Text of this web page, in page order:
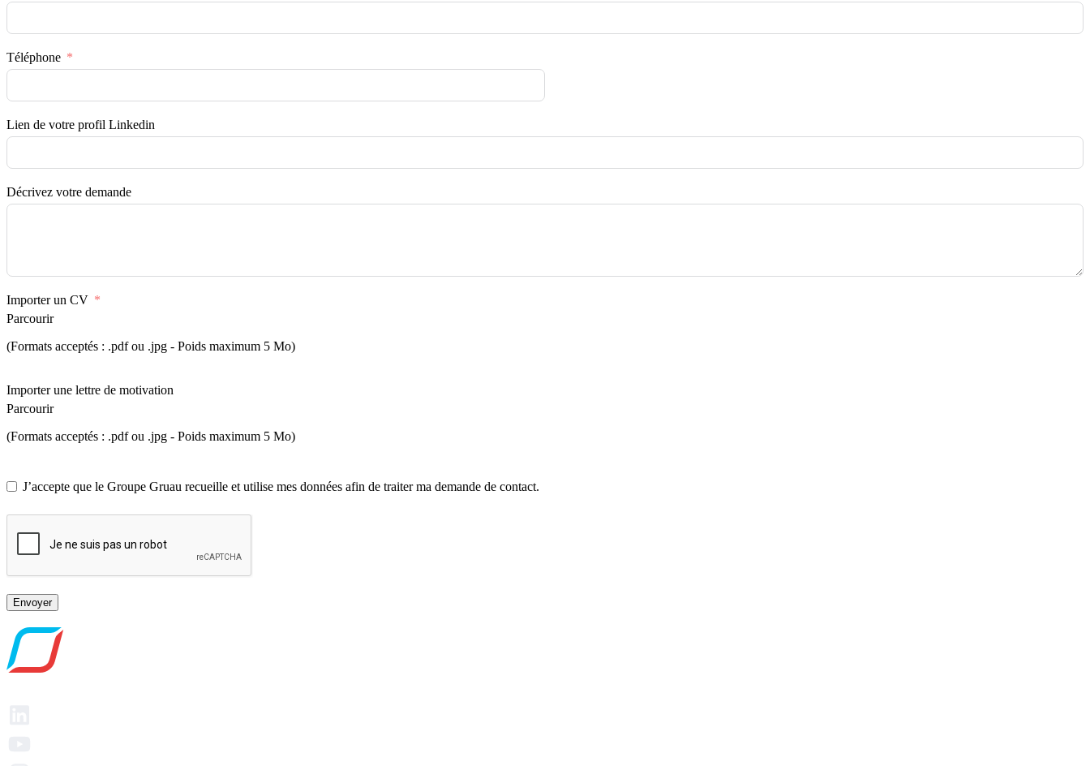
Téléphone
Lien de votre profil Linkedin
Décrivez votre demande
Importer un CV
Parcourir
(Formats acceptés : .pdf ou .jpg - Poids maximum 5 Mo)
Importer une lettre de motivation
Parcourir
(Formats acceptés : .pdf ou .jpg - Poids maximum 5 Mo)
J’accepte que le Groupe Gruau recueille et utilise mes données afin de traiter ma demande de contact.
Envoyer